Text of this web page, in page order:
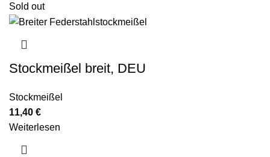
Sold out
Stockmeißel breit, DEU
Stockmeißel
11,40 €
Weiterlesen